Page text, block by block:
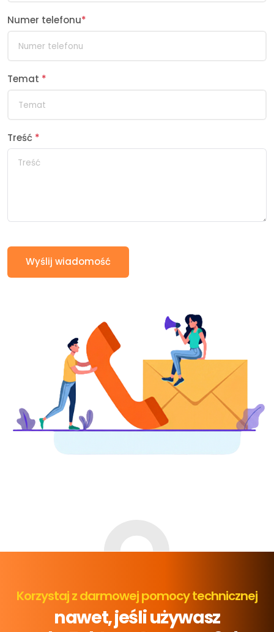
Numer telefonu*
Temat *
Treść *
Wyślij wiadomość
Korzystaj z darmowej pomocy technicznej
nawet, jeśli używasz